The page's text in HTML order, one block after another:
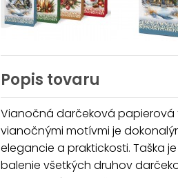
Popis tovaru
Vianočná darčeková papierová
vianočnými motívmi je
elegancie a praktickosti. Taška
balenie všetkých druhov